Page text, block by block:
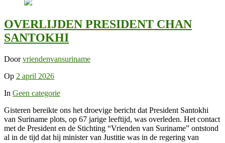
OVERLIJDEN PRESIDENT CHAN
SANTOKHI
Doorvriendenvansuriname
Op 2 april 2026
In Geen categorie
Gisteren bereikte ons het droevige bericht dat President Santokhi
van Suriname plots, op 67 jarige leeftijd, was overleden. Het contact
met de President en de Stichting “Vrienden van Suriname” ontstond
al in de tijd dat hij minister van Justitie was in de regering van